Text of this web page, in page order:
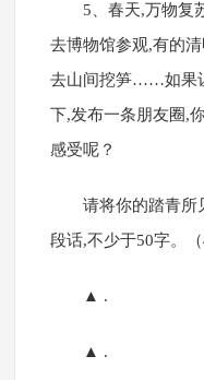
5、春天,万物复
去博物馆参观,有的
去山间挖笋……如果
下,发布一条朋友圈,
感受呢？
请将你的踏青所
段话,不少于50字。（
▲ .
▲ .